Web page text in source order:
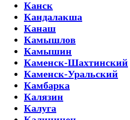
Канск
Кандалакша
Канаш
Камышлов
Камышин
Каменск-Шахтинский
Каменск-Уральский
Камбарка
Калязин
Калуга